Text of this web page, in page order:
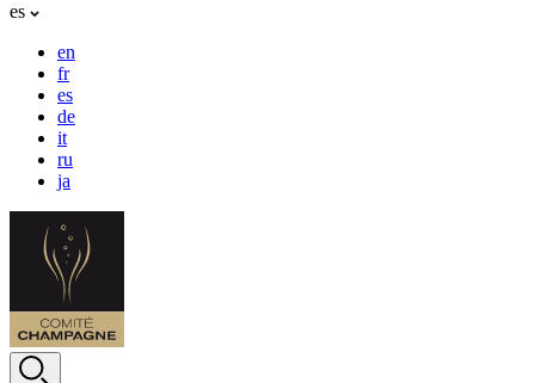
es
en
fr
es
de
it
ru
ja